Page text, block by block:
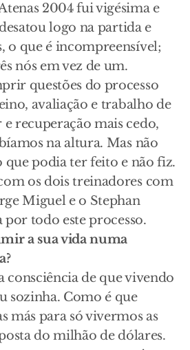
2004 fui vigésima e
logo na partida e
o que é incompreensível;
nós em vez de um.
questões do processo
avaliação e trabalho de
recuperação mais cedo,
na altura. Mas não
podia ter feito e não fiz.
os dois treinadores com
Miguel e o Stephan
por todo este processo.
a sua vida numa
consciência de que vivendo
sozinha. Como é que
más para só vivermos as
do milhão de dólares.